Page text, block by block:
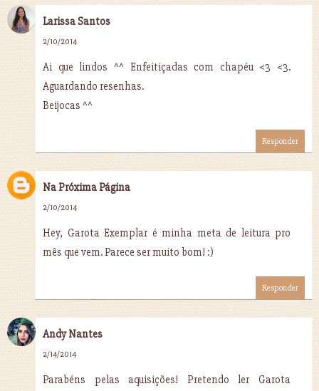
Larissa Santos
2/10/2014
Ai que lindos ^^ Enfeitiçadas com chapéu <3 <3.
Aguardando resenhas.
Beijocas ^^
Responder
Na Próxima Página
2/10/2014
Hey, Garota Exemplar é minha meta de leitura pro
mês que vem. Parece ser muito bom! :)
Responder
Andy Nantes
2/14/2014
Parabéns pelas aquisições! Pretendo ler Garota